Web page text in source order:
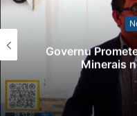
Governu
Minerais